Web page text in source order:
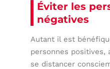
Éviter les
négatives
Autant il est
personnes positives,
se distancer